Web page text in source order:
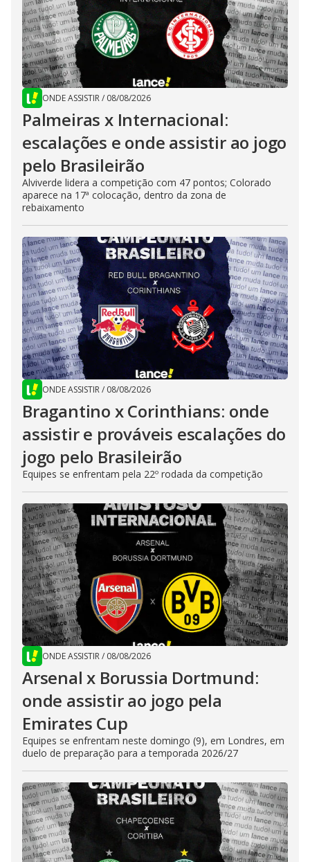
ONDE ASSISTIR/ 08/08/2026
Palmeiras x Internacional:
escalações e onde assistir ao jogo
pelo Brasileirão
Alviverde lidera a competição com 47 pontos; Colorado
aparece na 17ª colocação, dentro da zona de
rebaixamento
ONDE ASSISTIR/ 08/08/2026
Bragantino x Corinthians: onde
assistir e prováveis escalações do
jogo pelo Brasileirão
Equipes se enfrentam pela 22º rodada da competição
ONDE ASSISTIR/ 08/08/2026
Arsenal x Borussia Dortmund:
onde assistir ao jogo pela
Emirates Cup
Equipes se enfrentam neste domingo (9), em Londres, em
duelo de preparação para a temporada 2026/27